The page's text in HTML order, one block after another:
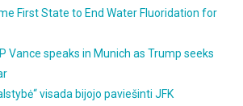
First State to End Water Fluoridation for
Vance speaks in Munich as Trump seeks
visada bijojo paviešinti JFK